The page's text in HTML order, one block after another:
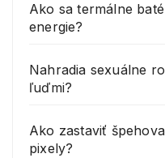
Ako sa termálne
energie?
Nahradia sexuálne
ľuďmi?
Ako zastaviť
pixely?